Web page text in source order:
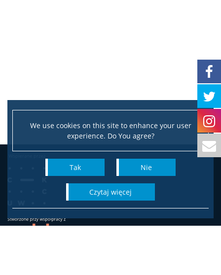
We use cookies on this site to enhance your user
experience. Do You agree?
Tak Nie
czytaj więcej